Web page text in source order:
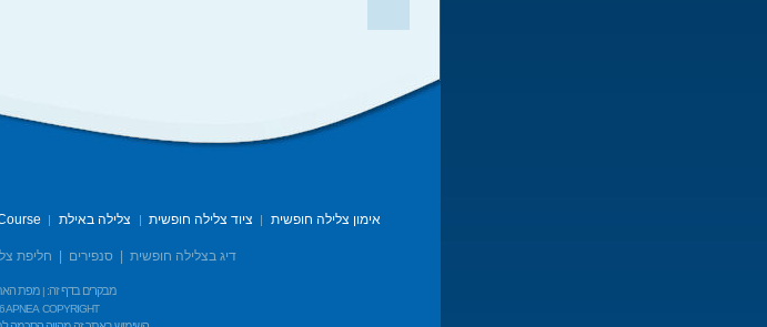
אימון צלילה חופשית | ציוד צלילה חופשית | צלילה באילת |
דיג בצלילה חופשית סנפירים חליפת
מבקרים בדף זה: | מפת
COPYRIGHT
APNEA